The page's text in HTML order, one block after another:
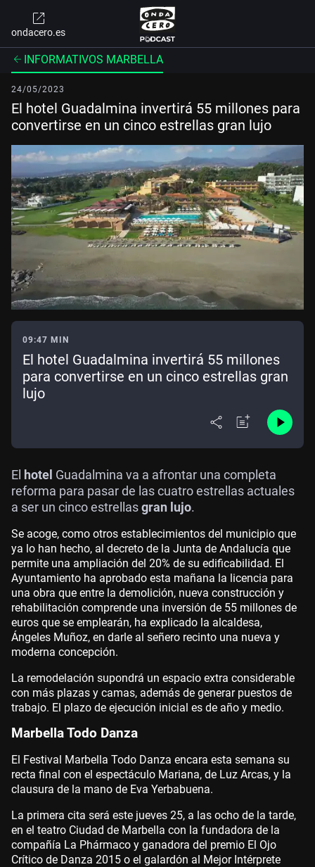
ondacero.es
INFORMATIVOS MARBELLA
24/05/2023
El hotel Guadalmina invertirá 55 millones para
convertirse en un cinco estrellas gran lujo
09:47 MIN
El hotel Guadalmina invertirá 55 millones
para convertirse en un cinco estrellas gran
lujo
El hotel Guadalmina va a afrontar una completa
reforma para pasar de las cuatro estrellas actuales
a ser un cinco estrellasgran lujo.
Se acoge, como otros establecimientos del municipio que
ya lo han hecho, al decreto de la Junta de Andalucía que
permite una ampliación del 20% de su edificabilidad. El
Ayuntamiento ha aprobado esta mañana la licencia para
una obra que entre la demolición, nueva construcción y
rehabilitación comprende una inversión de 55 millones de
euros que se emplearán, ha explicado la alcaldesa,
Ángeles Muñoz, en darle al señero recinto una nueva y
moderna concepción.
La remodelación supondrá un espacio extra considerable
con más plazas y camas, además de generar puestos de
trabajo. El plazo de ejecución inicial es de año y medio.
Marbella Todo Danza
El Festival Marbella Todo Danza encara esta semana su
recta final con el espectáculo Mariana, de Luz Arcas, y la
clausura de la mano de Eva Yerbabuena.
La primera cita será este jueves 25, a las ocho de la tarde,
en el teatro Ciudad de Marbella con la fundadora de la
compañía La Phármaco y ganadora del premio El Ojo
Crítico de Danza 2015 o el galardón al Mejor Intérprete